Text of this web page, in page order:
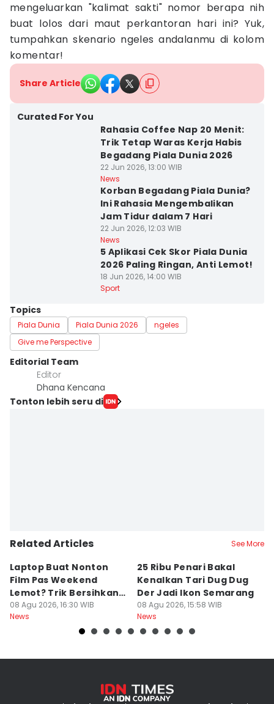
mengeluarkan "kalimat sakti" nomor berapa nih
buat lolos dari maut perkantoran hari ini? Yuk,
tumpahkan skenario ngeles andalanmu di kolom
komentar!
Share Article
Curated For You
Rahasia Coffee Nap 20 Menit:
Trik Tetap Waras Kerja Habis
Begadang Piala Dunia 2026
22 Jun 2026, 13:00 WIB
News
Korban Begadang Piala Dunia?
Ini Rahasia Mengembalikan
Jam Tidur dalam 7 Hari
22 Jun 2026, 12:03 WIB
News
5 Aplikasi Cek Skor Piala Dunia
2026 Paling Ringan, Anti Lemot!
18 Jun 2026, 14:00 WIB
Sport
Topics
Piala Dunia Piala Dunia 2026
ngeles
Give me Perspective
Editorial Team
Editor
Dhana Kencana
Tonton lebih seru di
Related Articles See More
Laptop Buat Nonton
Film Pas Weekend
Lemot? Trik Bersihkan
Junk File Tanpa Install
Ulang
08 Agu 2026, 16:30 WIB
News
25 Ribu Penari Bakal
Kenalkan Tari Dug Dug
Der Jadi Ikon Semarang
08 Agu 2026, 15:58 WIB
News